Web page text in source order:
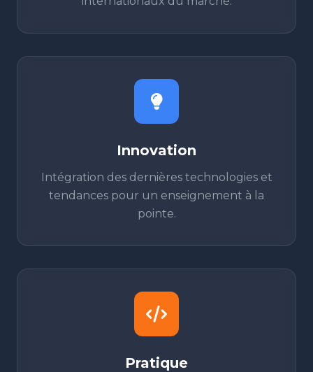
Innovation
Intégration des dernières technologies et
tendances pour un enseignement à la
pointe.
Pratique